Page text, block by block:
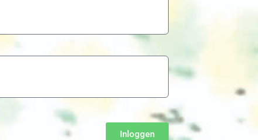
Inloggen